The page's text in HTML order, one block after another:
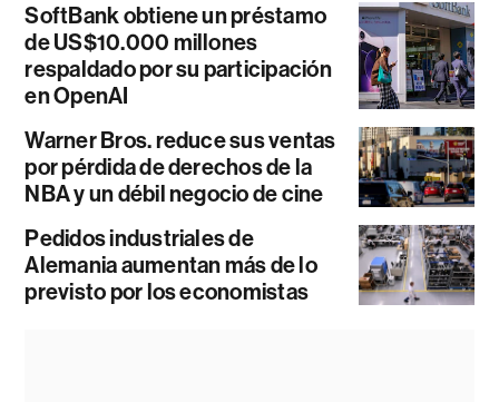
SoftBank obtiene un préstamo
de US$10.000 millones
respaldado por su participación
en OpenAI
Warner Bros. reduce sus ventas
por pérdida de derechos de la
NBA y un débil negocio de cine
Pedidos industriales de
Alemania aumentan más de lo
previsto por los economistas